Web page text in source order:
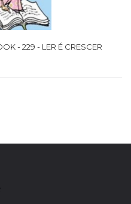
- 229 - LER É CRESCER